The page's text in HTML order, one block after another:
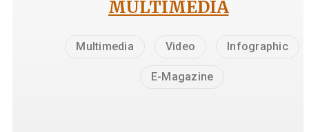
MULTIMEDIA
Multimedia Video Infographic
E-Magazine